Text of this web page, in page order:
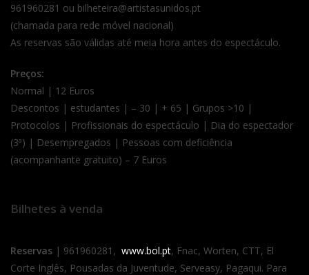
961960281 ou bilheteira@artistasunidos.pt
(chamada para rede móvel nacional)
As reservas são válidas até meia hora antes do espectáculo.
Preços:
Normal | 12 Euros
Descontos | estudantes | – 30 | + 65 | Grupos >10 |
Protocolos | Profissionais do espectáculo | Dia do espectador
(3ª) | Desempregados | Pessoas com deficiência
(acompanhante gratuito) – 7 Euros
Bilhetes à venda
Reservas | 961960281, www.bol.pt, Fnac, Worten, CTT, El
Corte Inglês, Pousadas da Juventude, Serveasy, Pagaqui. Para